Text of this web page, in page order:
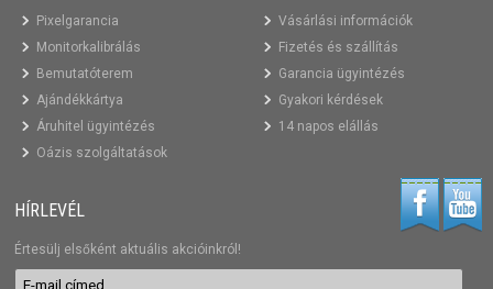
Pixelgarancia
Monitorkalibrálás
Bemutatóterem
Ajándékkártya
Áruhitel ügyintézés
Oázis szolgáltatások
Vásárlási információk
Fizetés és szállítás
Garancia ügyintézés
Gyakori kérdések
14 napos elállás
HÍRLEVÉL
Értesülj elsőként aktuális akcióinkról!